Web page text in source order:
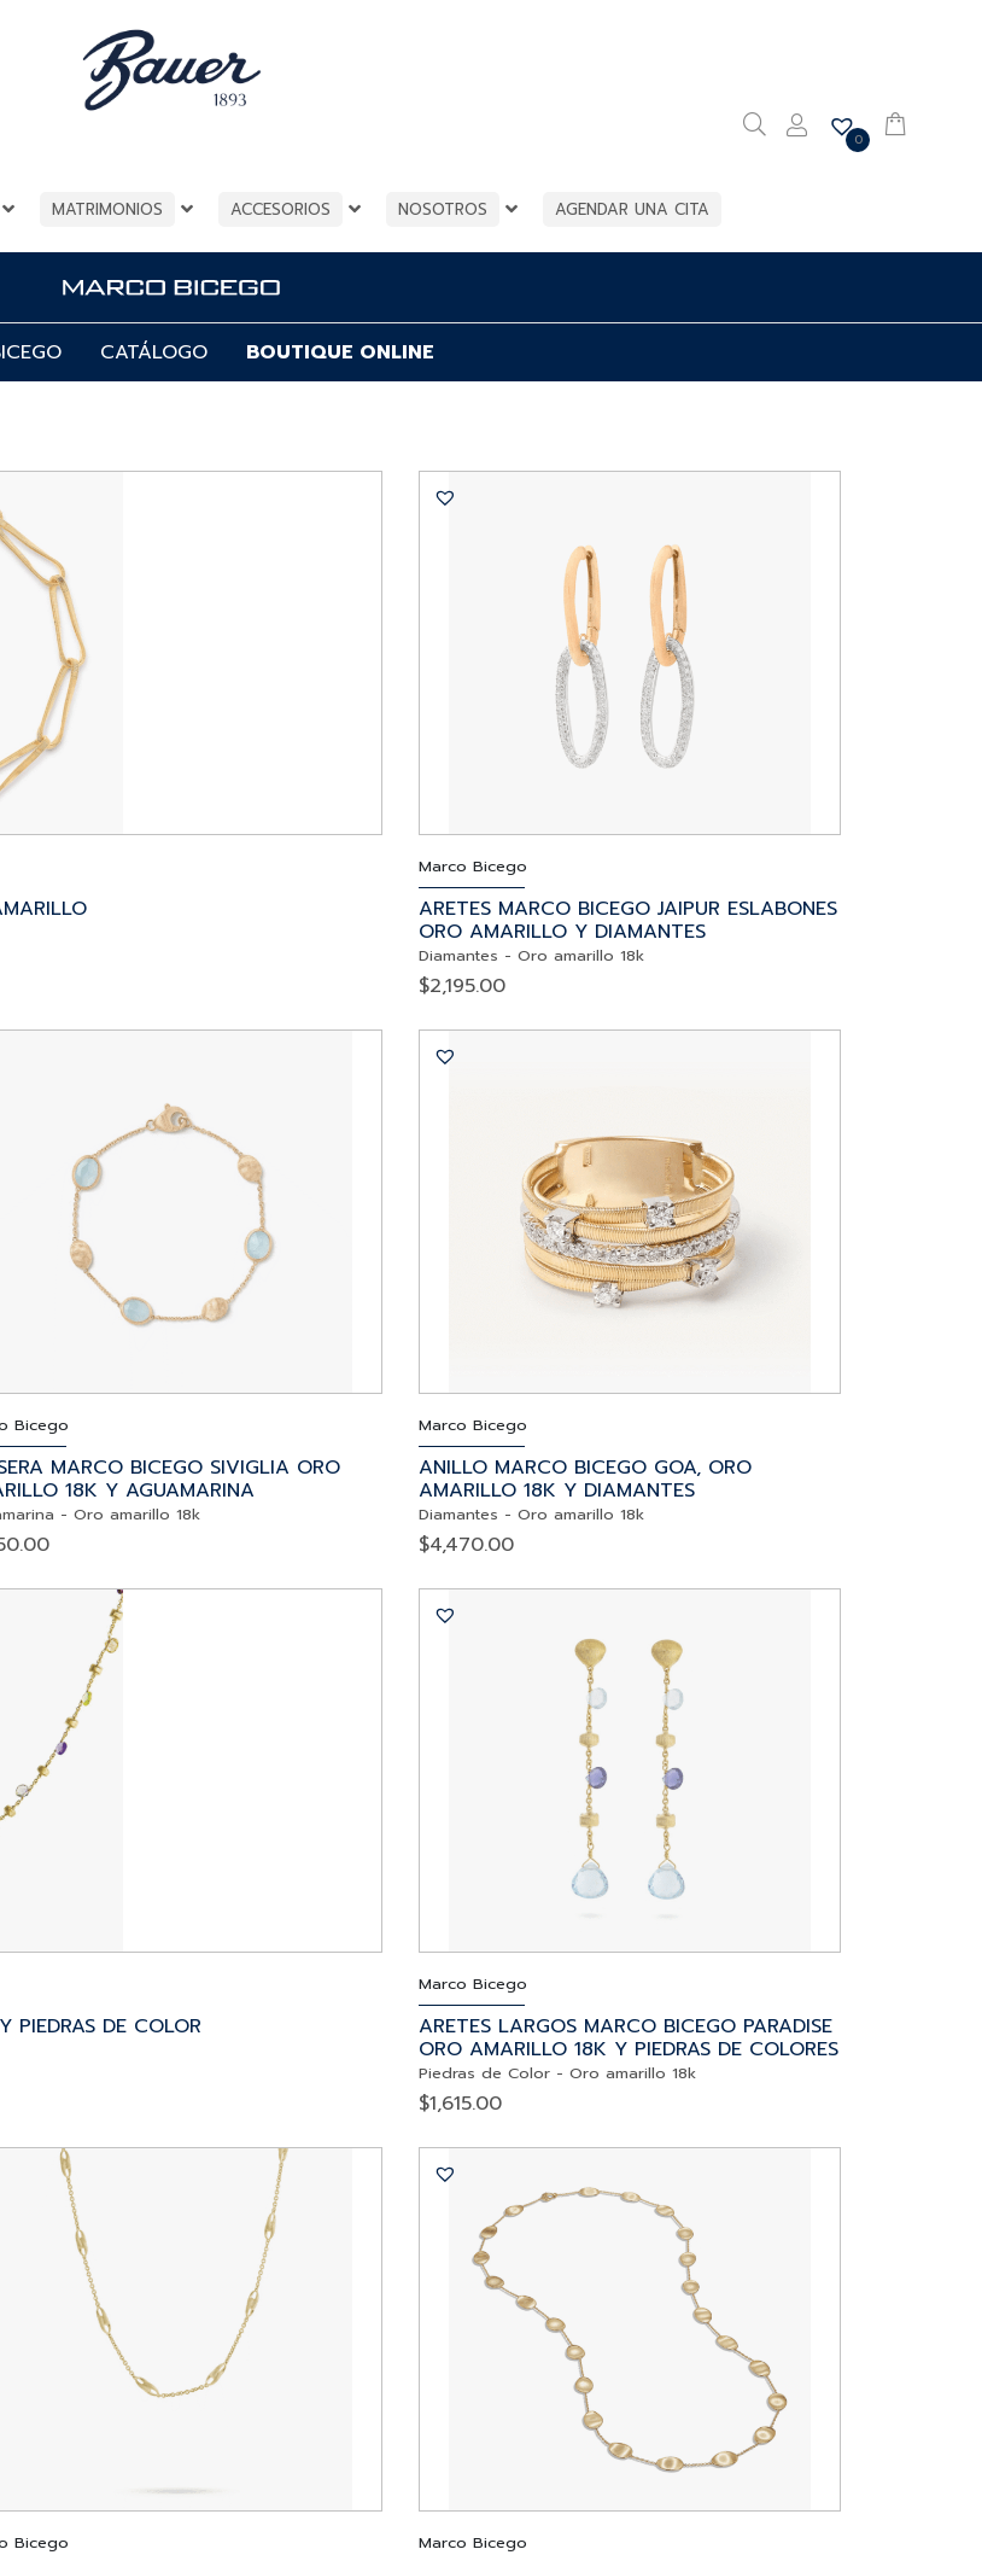
0
MATRIMONIOS ACCESORIOS NOSOTROS AGENDAR UNA CITA
CATÁLOGO BOUTIQUE ONLINE
Marco Bicego
ARETES MARCO BICEGO JAIPUR ESLABONES
ORO AMARILLO Y DIAMANTES
Diamantes - Oro amarillo 18k
$2,195.00
Bicego
MARCO BICEGO SIVIGLIA ORO
18K Y AGUAMARINA
- Oro amarillo 18k
Marco Bicego
ANILLO MARCO BICEGO GOA, ORO
AMARILLO 18K Y DIAMANTES
Diamantes - Oro amarillo 18k
$4,470.00
PIEDRAS DE COLOR
Marco Bicego
ARETES LARGOS MARCO BICEGO PARADISE
ORO AMARILLO 18K Y PIEDRAS DE COLORES
Piedras de Color - Oro amarillo 18k
$1,615.00
Bicego Marco Bicego